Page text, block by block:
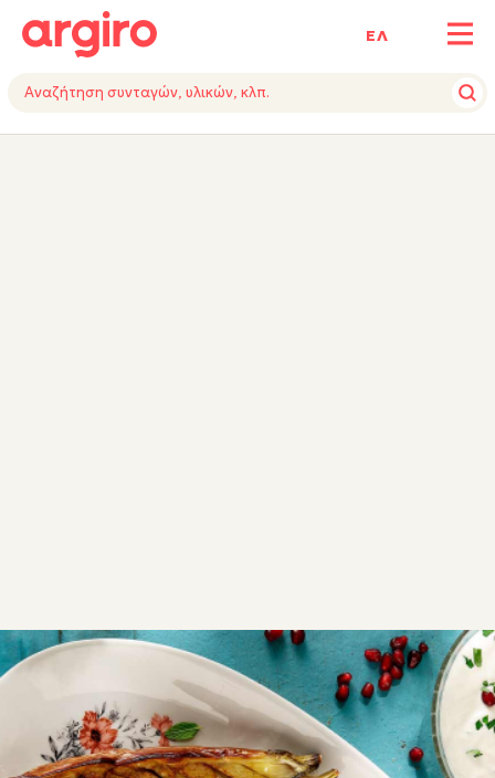
ΕΛ
ΥΛΙΚΑΕΚΤΕΛΕΣΗTIPSΣΥΜΒΟΥΛΗ ΕΙΔΙΚΟΥ
ΣΥΝΤΑΓΕΣ ΛΑΧΑΝΙΚΑ
Μελιτζάνες στο φούρνο χωρίς
τηγάνισμα